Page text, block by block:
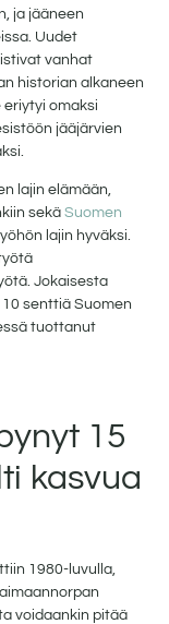
ja jääneen
Uudet
vanhat
historian alkaneen
omaksi
jääjärvien
lajin elämään,
sekäSuomen
lajin hyväksi.
Jokaisesta
senttiä Suomen
tuottanut
15
kasvua
1980-luvulla,
voidaankin pitää